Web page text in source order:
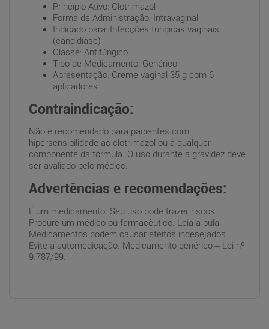
Princípio Ativo: Clotrimazol
Forma de Administração: Intravaginal
Indicado para: Infecções fúngicas vaginais
(candidíase)
Classe: Antifúngico
Tipo de Medicamento: Genérico
Apresentação: Creme vaginal 35 g com 6
aplicadores
Contraindicação:
Não é recomendado para pacientes com
hipersensibilidade ao clotrimazol ou a qualquer
componente da fórmula. O uso durante a gravidez deve
ser avaliado pelo médico.
Advertências e recomendações:
É um medicamento. Seu uso pode trazer riscos.
Procure um médico ou farmacêutico. Leia a bula.
Medicamentos podem causar efeitos indesejados.
Evite a automedicação. Medicamento genérico – Lei nº
9.787/99.